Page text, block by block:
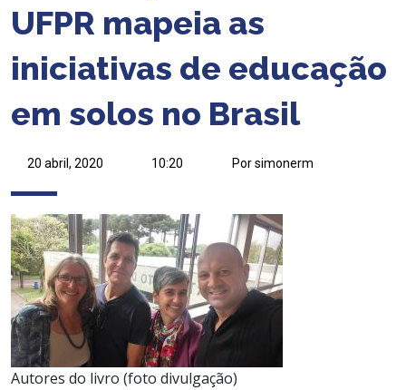
UFPR mapeia as
iniciativas de educação
em solos no Brasil
20 abril, 2020 10:20 Por simonerm
Autores do livro (foto divulgação)